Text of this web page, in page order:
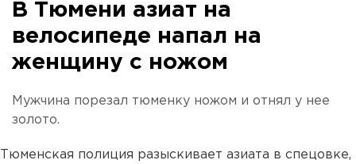
В Тюмени азиат на
велосипеде напал на
женщину с ножом
Мужчина порезал тюменку ножом и отнял у нее
золото.
Тюменская полиция разыскивает азиата в спецовке,